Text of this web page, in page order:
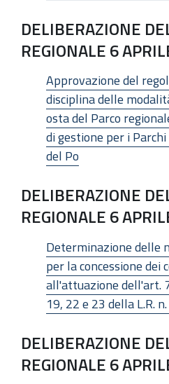
DELIBERAZIONE
REGIONALE 6
Approvazione del
disciplina delle
osta del Parco
di gestione per i
del Po
DELIBERAZIONE
REGIONALE 6
Determinazione delle
per la concessione dei
all'attuazione dell'art.
19, 22 e 23 della L.R.
DELIBERAZIONE
REGIONALE 6